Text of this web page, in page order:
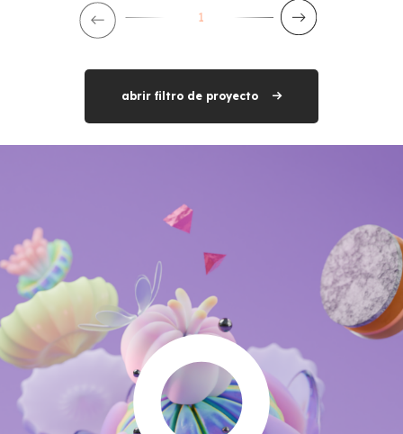
1
abrir filtro de proyecto